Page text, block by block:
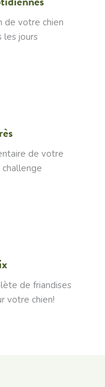
de votre chien
les jours
de votre
challenge
de friandises
votre chien!